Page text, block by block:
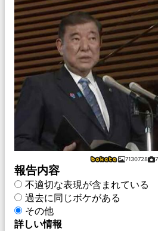
7130728
報告内容
不適切な表現が含まれている
過去に同じボケがある
その他
詳しい情報